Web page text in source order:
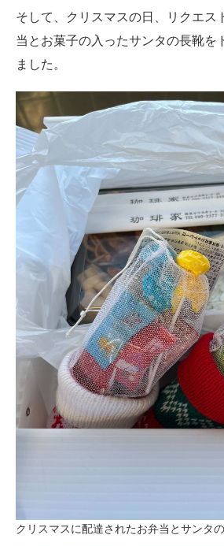
そして、クリスマスの日、リクエス
当とお菓子の入ったサンタの長靴を
ました。
クリスマスに配達されたお弁当とサンタ